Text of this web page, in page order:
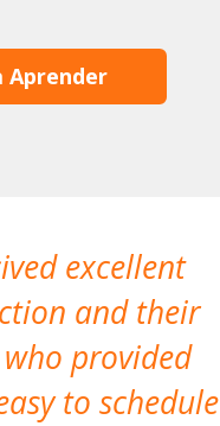
Aprender
excellent
and their
provided
to schedule